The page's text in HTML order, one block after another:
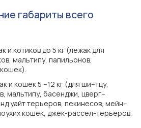
габариты всего
и котиков до 5 кг (лежак для
мальтипу, папильонов,
и кошек 5 –12 кг (для ши–тцу,
мальтипу, басенджи, цверг–
уайт терьеров, пекинесов, мейн–
кошек, джек-рассел-терьеров,